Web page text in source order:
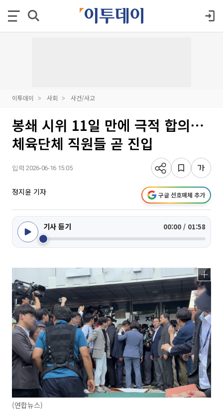
이투데이 사회 사건/사고
봉쇄 시위 11일 만에 극적 합의⋯
체육단체 직원들 곧 진입
입력 2026-06-16 15:05
정지윤 기자 구글 선호매체 추가
기사 듣기 00:00 / 01:58
(연합뉴스)